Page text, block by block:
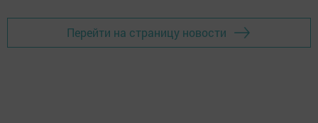
Перейти на страницу новости